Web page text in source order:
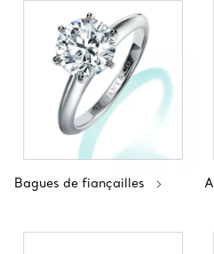
Bagues de fiançailles